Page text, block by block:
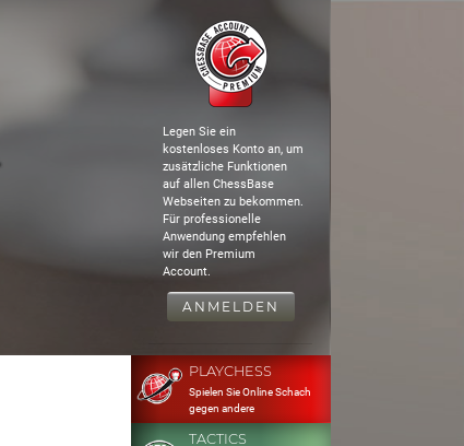
Legen Sie ein
kostenloses Konto an, um
zusätzliche Funktionen
auf allen ChessBase
Webseiten zu bekommen.
Für professionelle
Anwendung empfehlen
wir den Premium
Account.
ANMELDEN
PLAYCHESS
Spielen Sie Online Schach
gegen andere
TACTICS